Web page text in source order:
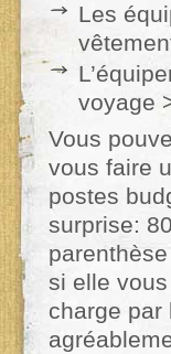
Les
voyage
Vous
vous faire
postes
surprise:
si elle
charge par